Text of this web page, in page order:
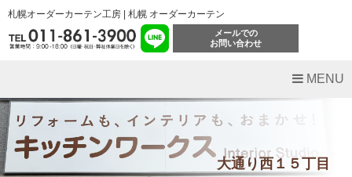
札幌オーダーカーテン工房 | 札幌 オーダーカーテン
メールでの
お問い合わせ
MENU
大通り西１５丁目